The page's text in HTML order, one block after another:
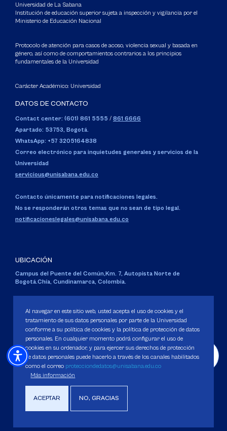
Universidad de La Sabana
Institución de educación superior sujeta a inspección y vigilancia por el
Ministerio de Educación Nacional
Protocolo de atención para casos de acoso, violencia sexual y basada en
género, así como de comportamientos contrarios a los principios
fundamentales de la Universidad
Carácter Académico: Universidad
DATOS DE CONTACTO
Contact center: (601) 861 5555 / 861 6666
Apartado: 53753, Bogotá.
WhatsApp: +57 3205164838
Correo electrónico para inquietudes generales y servicios de la
Universidad
servicious@unisabana.edu.co
Contacto únicamente para notificaciones legales.
No se responderán otros temas que no sean de tipo legal.
notificacioneslegales@unisabana.edu.co
UBICACIÓN
Campus del Puente del Común,Km. 7, Autopista Norte de
Bogotá.Chía, Cundinamarca, Colombia.
Personería Jurídica:Resolución 130 del 14 de enero de 1980.
Ministerio de Educación Nacional.
Política de Protección de datos
Derechos Pecuniarios
Al navegar en este sitio web, usted acepta el uso de cookies y el
tratamiento de sus datos personales por parte de la Universidad
conforme a su política de cookies y la política de protección de datos
personales. En cualquier momento podrá configurar el uso de
cookies en su ordenador, y para ejercer sus derechos de protección
de datos personales puede hacerlo a través de los canales habilitados
como el correo protecciondedatos@unisabana.edu.co
Más información
ACEPTAR NO, GRACIAS